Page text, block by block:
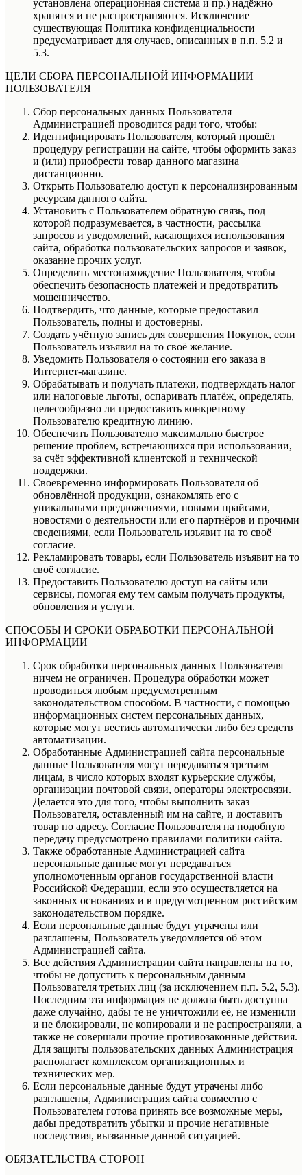
установлена операционная система и пр.) надёжно
хранятся и не распространяются. Исключение
существующая Политика конфиденциальности
предусматривает для случаев, описанных в п.п. 5.2 и
5.3.
ЦЕЛИ СБОРА ПЕРСОНАЛЬНОЙ ИНФОРМАЦИИ
ПОЛЬЗОВАТЕЛЯ
Сбор персональных данных Пользователя
Администрацией проводится ради того, чтобы:
Идентифицировать Пользователя, который прошёл
процедуру регистрации на сайте, чтобы оформить заказ
и (или) приобрести товар данного магазина
дистанционно.
Открыть Пользователю доступ к персонализированным
ресурсам данного сайта.
Установить с Пользователем обратную связь, под
которой подразумевается, в частности, рассылка
запросов и уведомлений, касающихся использования
сайта, обработка пользовательских запросов и заявок,
оказание прочих услуг.
Определить местонахождение Пользователя, чтобы
обеспечить безопасность платежей и предотвратить
мошенничество.
Подтвердить, что данные, которые предоставил
Пользователь, полны и достоверны.
Создать учётную запись для совершения Покупок, если
Пользователь изъявил на то своё желание.
Уведомить Пользователя о состоянии его заказа в
Интернет-магазине.
Обрабатывать и получать платежи, подтверждать налог
или налоговые льготы, оспаривать платёж, определять,
целесообразно ли предоставить конкретному
Пользователю кредитную линию.
Обеспечить Пользователю максимально быстрое
решение проблем, встречающихся при использовании,
за счёт эффективной клиентской и технической
поддержки.
Своевременно информировать Пользователя об
обновлённой продукции, ознакомлять его с
уникальными предложениями, новыми прайсами,
новостями о деятельности или его партнёров и прочими
сведениями, если Пользователь изъявит на то своё
согласие.
Рекламировать товары, если Пользователь изъявит на то
своё согласие.
Предоставить Пользователю доступ на сайты или
сервисы, помогая ему тем самым получать продукты,
обновления и услуги.
СПОСОБЫ И СРОКИ ОБРАБОТКИ ПЕРСОНАЛЬНОЙ
ИНФОРМАЦИИ
Срок обработки персональных данных Пользователя
ничем не ограничен. Процедура обработки может
проводиться любым предусмотренным
законодательством способом. В частности, с помощью
информационных систем персональных данных,
которые могут вестись автоматически либо без средств
автоматизации.
Обработанные Администрацией сайта персональные
данные Пользователя могут передаваться третьим
лицам, в число которых входят курьерские службы,
организации почтовой связи, операторы электросвязи.
Делается это для того, чтобы выполнить заказ
Пользователя, оставленный им на сайте, и доставить
товар по адресу. Согласие Пользователя на подобную
передачу предусмотрено правилами политики сайта.
Также обработанные Администрацией сайта
персональные данные могут передаваться
уполномоченным органов государственной власти
Российской Федерации, если это осуществляется на
законных основаниях и в предусмотренном российским
законодательством порядке.
Если персональные данные будут утрачены или
разглашены, Пользователь уведомляется об этом
Администрацией сайта.
Все действия Администрации сайта направлены на то,
чтобы не допустить к персональным данным
Пользователя третьих лиц (за исключением п.п. 5.2, 5.3).
Последним эта информация не должна быть доступна
даже случайно, дабы те не уничтожили её, не изменили
и не блокировали, не копировали и не распространяли, а
также не совершали прочие противозаконные действия.
Для защиты пользовательских данных Администрация
располагает комплексом организационных и
технических мер.
Если персональные данные будут утрачены либо
разглашены, Администрация сайта совместно с
Пользователем готова принять все возможные меры,
дабы предотвратить убытки и прочие негативные
последствия, вызванные данной ситуацией.
ОБЯЗАТЕЛЬСТВА СТОРОН